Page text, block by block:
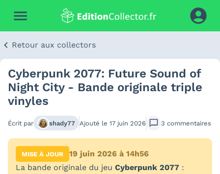
Retour aux collectors
Cyberpunk 2077: Future Sound of
Night City - Bande originale triple
vinyles
Écrit par shady77 Ajouté le 17 juin 2026 3 commentaires
MISE À JOUR
19 juin 2026 à 14h56
La bande originale du jeu Cyberpunk 2077 :